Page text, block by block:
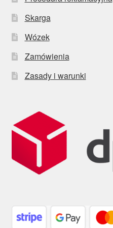
Skarga
Wózek
Zamówienia
Zasady i warunki